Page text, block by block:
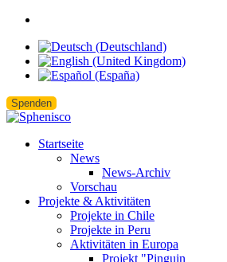
Spenden
Startseite
News
News-Archiv
Vorschau
Projekte & Aktivitäten
Projekte in Chile
Projekte in Peru
Aktivitäten in Europa
Projekt "Pinguin